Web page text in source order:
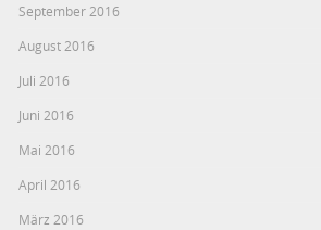
September 2016
August 2016
Juli 2016
Juni 2016
Mai 2016
April 2016
März 2016